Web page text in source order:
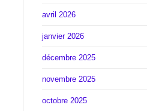
avril 2026
janvier 2026
décembre 2025
novembre 2025
octobre 2025